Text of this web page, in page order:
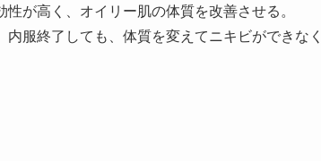
が高く、オイリー肌の体質を改善させる。
服終了しても、体質を変えてニキビができな